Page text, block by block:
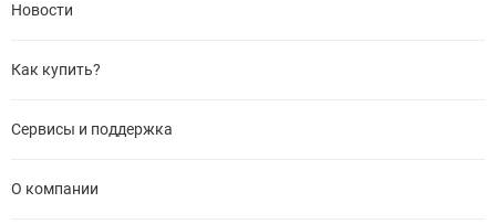
Новости
Как купить?
Сервисы и поддержка
О компании